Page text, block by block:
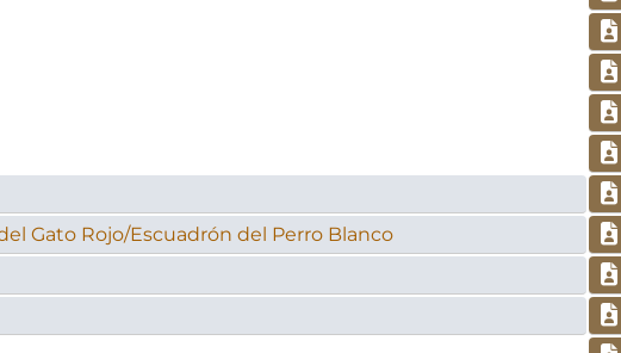
Gato Rojo/Escuadrón del Perro Blanco